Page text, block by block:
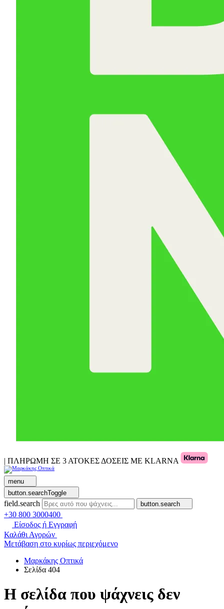
| ΠΛΗΡΩΜΗ ΣΕ 3 ΑΤΟΚΕΣ ΔΟΣΕΙΣ ΜΕ KLARNA
menu
button.searchToggle
field.search button.search
+30 800 3000400
Είσοδος ή Εγγραφή
Καλάθι Αγορών
Μετάβαση στο κυρίως περιεχόμενο
Μαρκάκης Οπτικά
Σελίδα 404
Η σελίδα που ψάχνεις δεν